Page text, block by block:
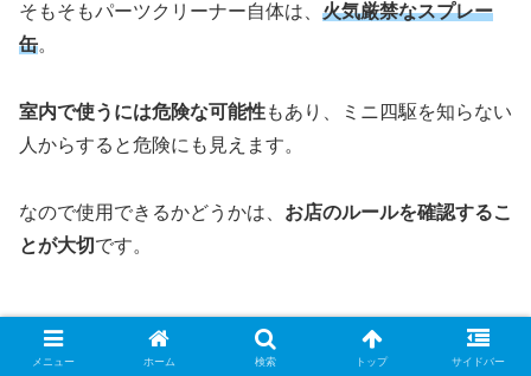
そもそもパーツクリーナー自体は、 火気厳禁なスプレー
缶。
室内で使うには危険な可能性もあり、ミニ四駆を知らない
人からすると危険にも見えます。
なので使用できるかどうかは、 お店のルールを確認するこ
とが大切 です。
メニュー ホーム 検索 トップ サイドバー